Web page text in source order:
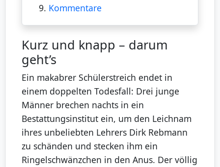
9. Kommentare
Kurz und knapp – darum
geht’s
Ein makabrer Schülerstreich endet in
einem doppelten Todesfall: Drei junge
Männer brechen nachts in ein
Bestattungsinstitut ein, um den Leichnam
ihres unbeliebten Lehrers Dirk Rebmann
zu schänden und stecken ihm ein
Ringelschwänzchen in den Anus. Der völlig